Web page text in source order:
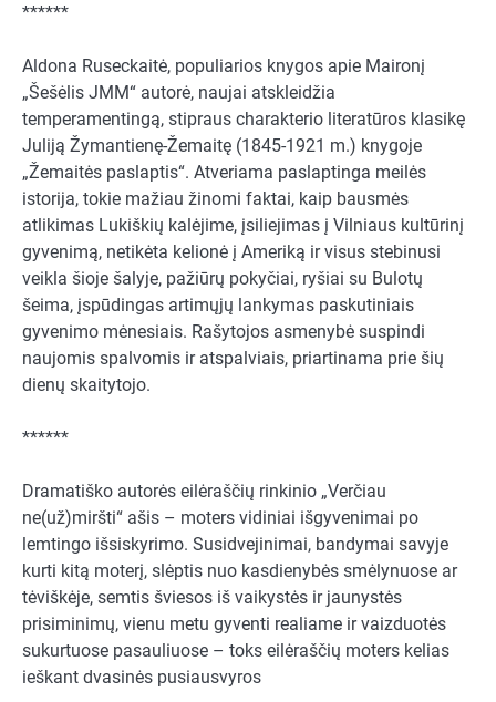
******
Aldona Ruseckaitė, populiarios knygos apie Maironį
„Šešėlis JMM“ autorė, naujai atskleidžia
temperamentingą, stipraus charakterio literatūros klasikę
Juliją Žymantienę-Žemaitę (1845-1921 m.) knygoje
„Žemaitės paslaptis“. Atveriama paslaptinga meilės
istorija, tokie mažiau žinomi faktai, kaip bausmės
atlikimas Lukiškių kalėjime, įsiliejimas į Vilniaus kultūrinį
gyvenimą, netikėta kelionė į Ameriką ir visus stebinusi
veikla šioje šalyje, pažiūrų pokyčiai, ryšiai su Bulotų
šeima, įspūdingas artimųjų lankymas paskutiniais
gyvenimo mėnesiais. Rašytojos asmenybė suspindi
naujomis spalvomis ir atspalviais, priartinama prie šių
dienų skaitytojo.
******
Dramatiško autorės eilėraščių rinkinio „Verčiau
ne(už)miršti“ ašis – moters vidiniai išgyvenimai po
lemtingo išsiskyrimo. Susidvejinimai, bandymai savyje
kurti kitą moterį, slėptis nuo kasdienybės smėlynuose ar
tėviškėje, semtis šviesos iš vaikystės ir jaunystės
prisiminimų, vienu metu gyventi realiame ir vaizduotės
sukurtuose pasauliuose – toks eilėraščių moters kelias
ieškant dvasinės pusiausvyros